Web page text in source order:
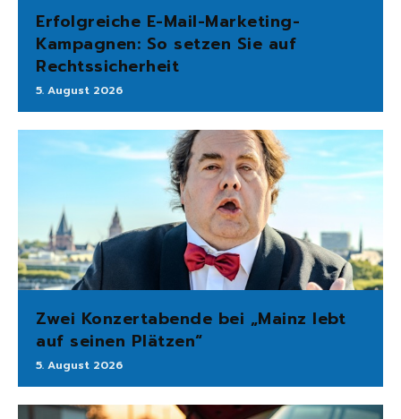
Erfolgreiche E-Mail-Marketing-
Kampagnen: So setzen Sie auf
Rechtssicherheit
5. August 2026
Zwei Konzertabende bei „Mainz lebt
auf seinen Plätzen“
5. August 2026